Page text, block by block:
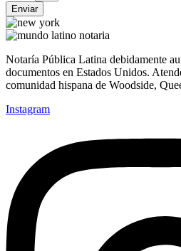
Enviar
Notaría Pública Latina debidamente
documentos en Estados Unidos.
comunidad hispana de Woodside,
Instagram